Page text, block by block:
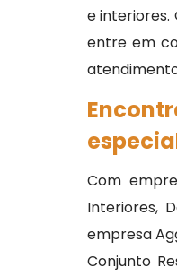
e interiores.
entre em
Com
Interiores,
empresa
Conjunto